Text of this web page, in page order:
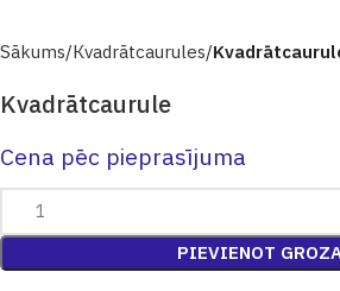
Sākums Кvadrātcaurules
Kvadrātcaurule
Cena pēc pieprasījuma
PIEVIENOT